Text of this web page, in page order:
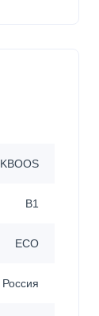
KBOOS
B1
ECO
Россия